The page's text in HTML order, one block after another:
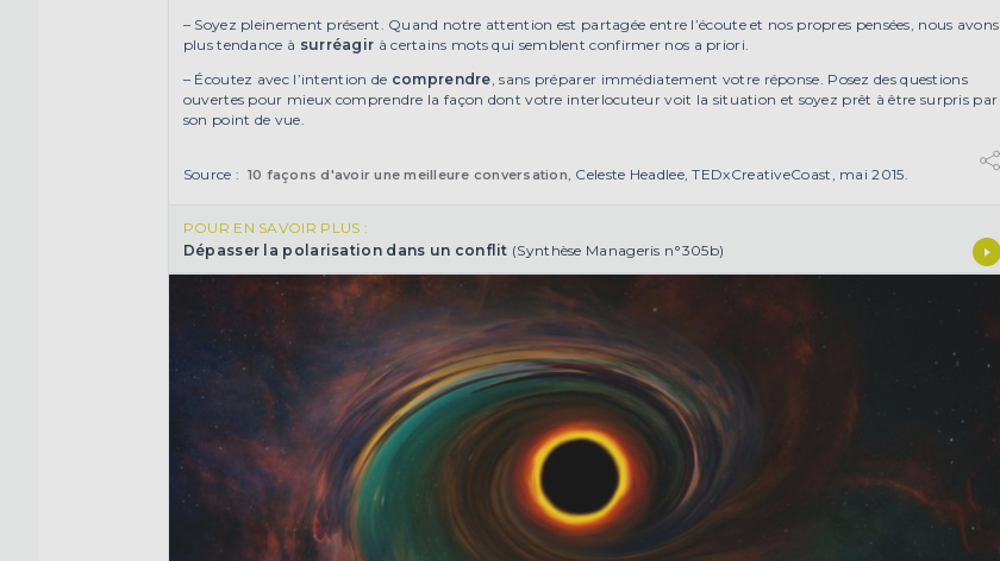
– Soyez pleinement présent. Quand notre attention est partagée entre l’écoute et nos propres pensées, nous avons
plus tendance à surréagir à certains mots qui semblent confirmer nos a priori.
– Écoutez avec l’intention de comprendre , sans préparer immédiatement votre réponse. Posez des questions
ouvertes pour mieux comprendre la façon dont votre interlocuteur voit la situation et soyez prêt à être surpris par
son point de vue.
Source : 10 façons d'avoir une meilleure conversation , Celeste Headlee, TEDxCreativeCoast, mai 2015.
POUR EN SAVOIR PLUS :
Dépasser la polarisation dans un conflit (Synthèse Manageris n°305b)